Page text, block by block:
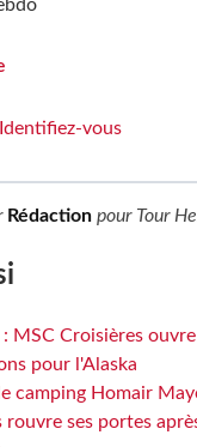
Identifiez-vous
Rédaction pour Tour
: MSC Croisières
pour l'Alaska
camping Homair
rouvre ses portes